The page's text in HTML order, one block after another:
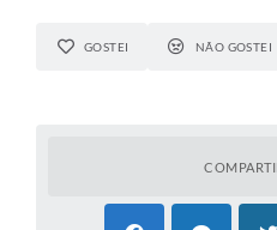
GOSTEI NÃO GOSTEI